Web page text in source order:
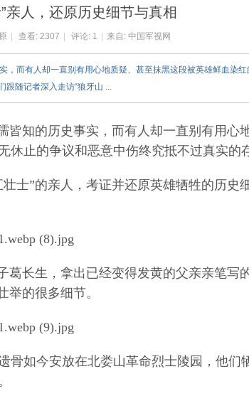
亲人，还原历史细节与真相
查看: 2307 评论: 1 来自: 中国军视网
而有人却一直别有用心地质疑、甚至抹黑这段被英雄鲜血染红
随记者深入走访“狼牙山 ...
知的历史事实，而有人却一直别有用心地
止的争议和恶意中伤终究抵不过真实的
”的亲人，考证并还原英雄牺牲的历史
长生，拿出已经变得发黄的父亲亲笔写
举的很多细节。
如今安放在北娄山革命烈士陵园，他们